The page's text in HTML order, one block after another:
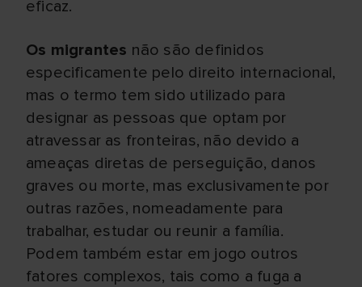
eficaz.
Os migrantes não são definidos
especificamente pelo direito internacional,
mas o termo tem sido utilizado para
designar as pessoas que optam por
atravessar as fronteiras, não devido a
ameaças diretas de perseguição, danos
graves ou morte, mas exclusivamente por
outras razões, nomeadamente para
trabalhar, estudar ou reunir a família.
Podem também estar em jogo outros
fatores complexos, tais como a fuga a